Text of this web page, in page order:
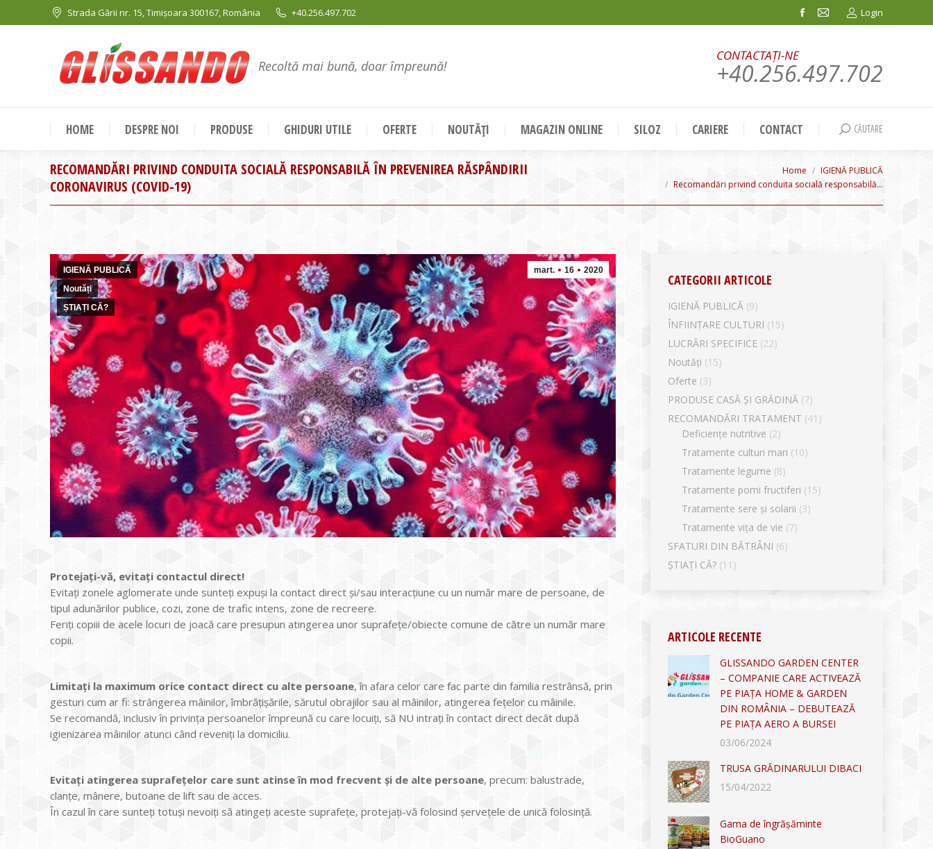
Strada Gării nr. 15, Timișoara 300167, România +40.256.497.702
Facebook
in
window
Mail
in
window
Login
Recoltă mai bună, doar împreună!
CONTACTAȚI-NE
+40.256.497.702
HOME DESPRE NOI PRODUSE GHIDURI UTILE OFERTE NOUTĂȚI MAGAZIN ONLINE SILOZ CARIERE CONTACT Search:
CĂUTARE
RECOMANDĂRI PRIVIND CONDUITA SOCIALĂ RESPONSABILĂ ÎN PREVENIREA RĂSPÂNDIRII
CORONAVIRUS (COVID-19)
Home
IGIENĂ PUBLICĂ
Recomandări privind conduita socială responsabilă…
mart. 16 2020
IGIENĂ PUBLICĂ
Noutăți
ȘTIAȚI CĂ?
Protejați-vă, evitați contactul direct!
Evitați zonele aglomerate unde sunteți expuși la contact direct și/sau interacțiune cu un număr mare de persoane, de
tipul adunărilor publice, cozi, zone de trafic intens, zone de recreere.
Feriți copiii de acele locuri de joacă care presupun atingerea unor suprafețe/obiecte comune de către un număr mare
copii.
Limitați la maximum orice contact direct cu alte persoane, în afara celor care fac parte din familia restrânsă, prin
gesturi cum ar fi: strângerea mâinilor, îmbrățișările, sărutul obrajilor sau al mâinilor, atingerea fețelor cu mâinile.
Se recomandă, inclusiv în privința persoanelor împreună cu care locuiți, să NU intrați în contact direct decât după
igienizarea mâinilor atunci când reveniți la domiciliu.
Evitați atingerea suprafețelor care sunt atinse în mod frecvent și de alte persoane, precum: balustrade,
clanțe, mânere, butoane de lift sau de acces.
În cazul în care sunteți totuși nevoiți să atingeți aceste suprafețe, protejați-vă folosind șervețele de unică folosință.
CATEGORII ARTICOLE
IGIENĂ PUBLICĂ (9)
ÎNFIINȚARE CULTURI (15)
LUCRĂRI SPECIFICE (22)
Noutăți (15)
Oferte (3)
PRODUSE CASĂ ȘI GRĂDINĂ (7)
RECOMANDĂRI TRATAMENT (41)
Deficiențe nutritive (2)
Tratamente culturi mari (10)
Tratamente legume (8)
Tratamente pomi fructiferi (15)
Tratamente sere și solarii (3)
Tratamente vița de vie (7)
SFATURI DIN BĂTRÂNI (6)
ȘTIAȚI CĂ? (11)
ARTICOLE RECENTE
GLISSANDO GARDEN CENTER
– COMPANIE CARE ACTIVEAZĂ
PE PIAȚA HOME & GARDEN
DIN ROMÂNIA – DEBUTEAZĂ
PE PIAȚA AERO A BURSEI
03/06/2024
TRUSA GRĂDINARULUI DIBACI
15/04/2022
Gama de îngrășăminte
BioGuano